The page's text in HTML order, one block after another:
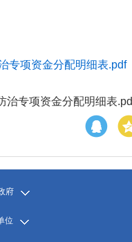
专项资金分配明细表.pdf
治专项资金分配明细表
府
位